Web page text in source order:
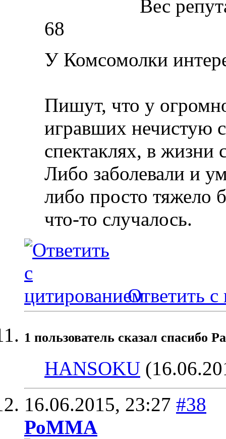
Вес
68
У Комсомолки
Пишут, что у
игравших нечистую
спектаклях, в жизни
Либо заболевали и
либо просто тяжело
что-то случалось.
Ответить с
1 пользователь сказал cпасибо
HANSOKU
16.06.2015, 23:27 #38
РоММА